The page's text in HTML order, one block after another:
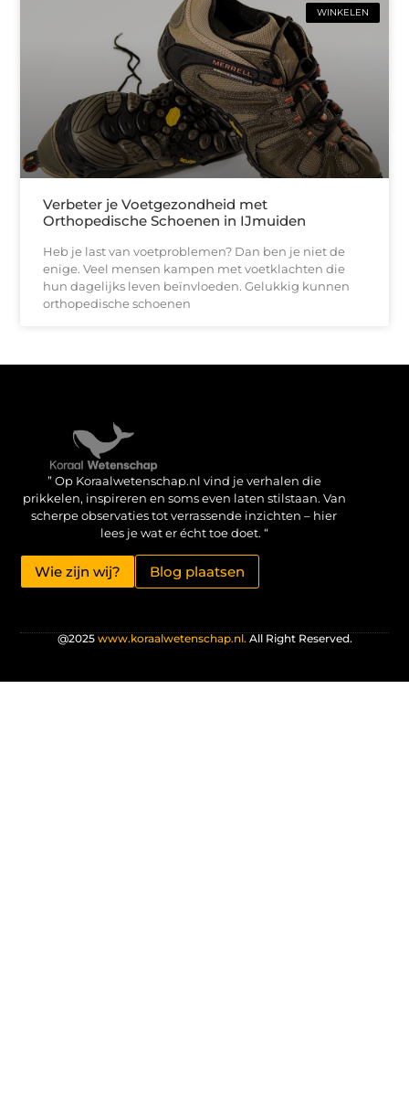
WINKELEN
Verbeter je Voetgezondheid met
Orthopedische Schoenen in IJmuiden
Heb je last van voetproblemen? Dan ben je niet de
enige. Veel mensen kampen met voetklachten die
hun dagelijks leven beïnvloeden. Gelukkig kunnen
orthopedische schoenen
” Op Koraalwetenschap.nl vind je verhalen die
prikkelen, inspireren en soms even laten stilstaan. Van
scherpe observaties tot verrassende inzichten – hier
lees je wat er écht toe doet. “
Wie zijn wij? Blog plaatsen
@2025 www.koraalwetenschap.nl. All Right Reserved.